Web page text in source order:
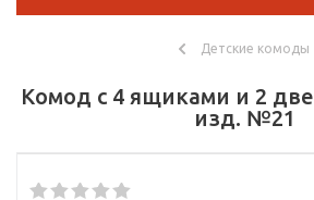
Детские комоды
Комод с 4 ящиками и 2
изд. №21